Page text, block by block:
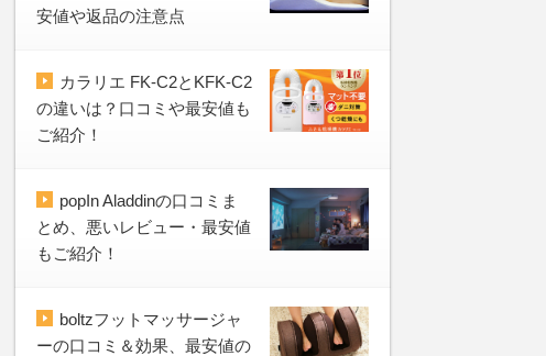
安値や返品の注意点
カラリエ FK-C2とKFK-C2
の違いは？口コミや最安値も
ご紹介！
popIn Aladdinの口コミま
とめ、悪いレビュー・最安値
もご紹介！
boltzフットマッサージャ
ーの口コミ＆効果、最安値の